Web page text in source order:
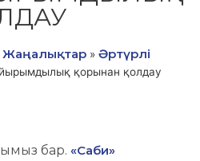
Жаңалықтар » Әртүрлі
қорынан қолдау
бар. «Саби»